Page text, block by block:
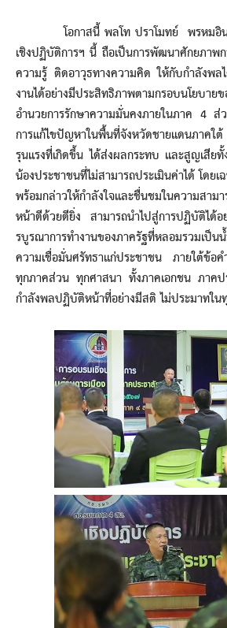
โอกาสนี้ พลโท ปราโมทย์ พรหมอินท
เชิงปฏิบัติการฯ นี้ ถือเป็นการพัฒนาศักยภาพ
ความรู้ ติดอาวุธทางความคิด ให้กับกำลังพล
งานได้อย่างมีประสิทธิภาพตามกรอบนโยบาย
อำนวยการรักษาความมั่นคงภายในภาค 4
การแก้ไขปัญหาในพื้นที่จังหวัดชายแดนภาค
รุนแรงที่เกิดขึ้น ได้ส่งผลกระทบ และสูญเสีย
น้องประชาชนที่ไม่สามารถประเมินค่าได้ โดย
พร้อมกล่าวให้กำลังใจและชื่นชมในความสา
หน้าดีด้วยดียิ่ง สามารถนำไปสู่การปฏิบัติได้
รบูรณาการทำงานของภาครัฐที่หลอมรวมเป็
ความเชื่อมั่นศรัทธาแก่ประชาชน ภายใต้ข้อค
ทุกภาคส่วน ทุกศาสนา ทั้งภาคเอกชน ภาค
กำลังพลปฏิบัติหน้าที่อย่างมีสติ ไม่ประมาทใน